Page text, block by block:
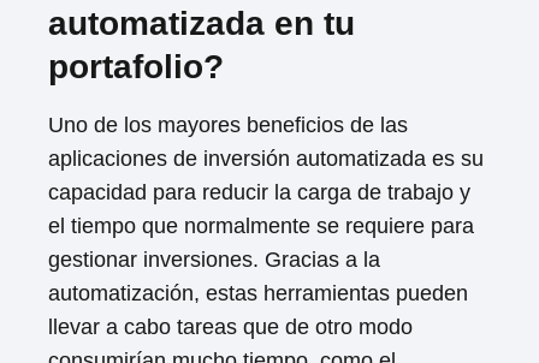
automatizada en tu
portafolio?
Uno de los mayores beneficios de las
aplicaciones de inversión automatizada es su
capacidad para reducir la carga de trabajo y
el tiempo que normalmente se requiere para
gestionar inversiones. Gracias a la
automatización, estas herramientas pueden
llevar a cabo tareas que de otro modo